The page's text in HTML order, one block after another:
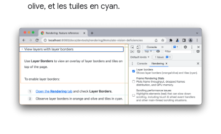
olive, et les tuiles en cyan.